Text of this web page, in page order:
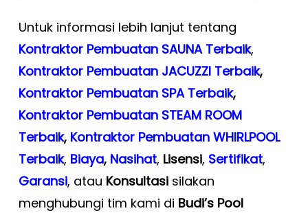
Untuk informasi lebih lanjut tentang
Kontraktor Pembuatan SAUNA Terbaik,
Kontraktor Pembuatan JACUZZI Terbaik,
Kontraktor Pembuatan SPA Terbaik,
Kontraktor Pembuatan STEAM ROOM
Terbaik, Kontraktor Pembuatan WHIRLPOOL
Terbaik, Biaya, Nasihat, Lisensi, Sertifikat,
Garansi, atau Konsultasisilakan
menghubungi tim kami di Budi’s Pool